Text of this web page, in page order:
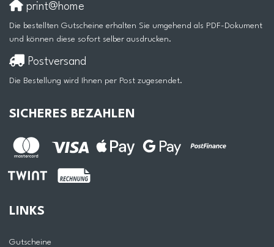
print@home
Die bestellten Gutscheine erhalten Sie umgehend als PDF-Dokument
und können diese sofort selber ausdrucken.
Postversand
Die Bestellung wird Ihnen per Post zugesendet.
SICHERES BEZAHLEN
LINKS
Gutscheine